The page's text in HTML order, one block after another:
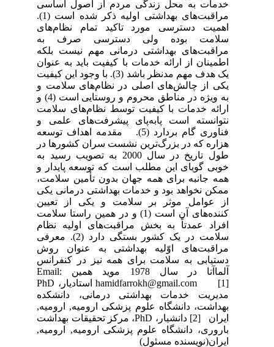
خدمات به محل زندگی مردم از اصول اساسی
مراقبت‌های بهداشتی اولیه ذکر شده است (1).
اهمیت دسترسی مورد تاکید تمام نظام‌های
سلامت بوده ولی دسترسی صرف به
مراقبت‌های بهداشتی درمانی مهم نیست بلکه
اطمینان از ارائه خدمات با کیفیت باید به عنوان
یک هدف مهم مدنظر باشد (3). با وجود این کیفیت
یکی از چالش‌های اصلی در نظام‌های سلامت و
به ویژه در مناطق محروم و روستایی است (4) و
ارائه خدمات با کیفیت توسط نظام‌های سلامت
نتوانسته است پابه‌پای پیشرفت‌های علمی و
فناوری گام بردارد (5). مقدمه اهداف توسعه
هزاره که در بزرگ‌ترین نشست سران کشورها در
طول تاریخ در سال 2000 به تصویب رسید به
خوبی گویای این مطلب است که توسعه پایدار و
همه جانبه برای همه جهان بدون تأمین سلامت،
ممکن نخواهد بود و خدمات بهداشتی درمانی یکی
از عوامل موثر بر سلامت و یکی از تعیین
کننده‌های آن است (1) و در همین راستا سلامت
افراد عمدتاً به بخش مراقبت‌های اولیه نظام
سلامت در یک کشور بستگی دارد (2). معرفی
مراقبت‌های اوّلیه بهداشتی به عنوان روش
دستیابی به سلامت برای همه نیز در کنفرانس
آلماآتا در سال 1978 موید همین Email:
hamidfarrokh@gmail.com [1] استادیار، PhD
مدیریت خدمات بهداشتی درمانی، دانشکده
بهداشت، دانشگاه علوم پزشکی ارومیه, ارومیه,
ایران [2] دانشیار، PhD، مرکز تحقیقات بهداشت
باروری، دانشگاه علوم پزشکی ارومیه, ارومیه,
ایران(نویسنده مسئول)